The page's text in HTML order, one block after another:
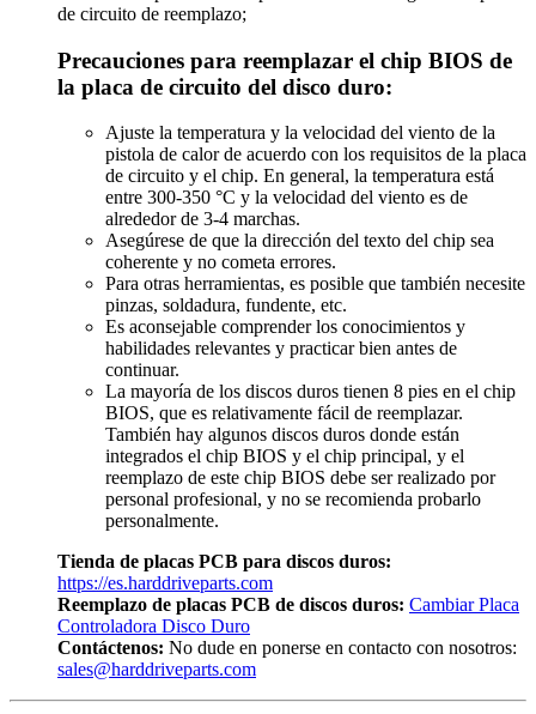
de circuito de reemplazo;
Precauciones para reemplazar el chip BIOS de
la placa de circuito del disco duro:
Ajuste la temperatura y la velocidad del viento de la
pistola de calor de acuerdo con los requisitos de la placa
de circuito y el chip. En general, la temperatura está
entre 300-350 °C y la velocidad del viento es de
alrededor de 3-4 marchas.
Asegúrese de que la dirección del texto del chip sea
coherente y no cometa errores.
Para otras herramientas, es posible que también necesite
pinzas, soldadura, fundente, etc.
Es aconsejable comprender los conocimientos y
habilidades relevantes y practicar bien antes de
continuar.
La mayoría de los discos duros tienen 8 pies en el chip
BIOS, que es relativamente fácil de reemplazar.
También hay algunos discos duros donde están
integrados el chip BIOS y el chip principal, y el
reemplazo de este chip BIOS debe ser realizado por
personal profesional, y no se recomienda probarlo
personalmente.
Tienda de placas PCB para discos duros:
https://es.harddriveparts.com
Reemplazo de placas PCB de discos duros: Cambiar Placa
Controladora Disco Duro
Contáctenos: No dude en ponerse en contacto con nosotros:
sales@harddriveparts.com